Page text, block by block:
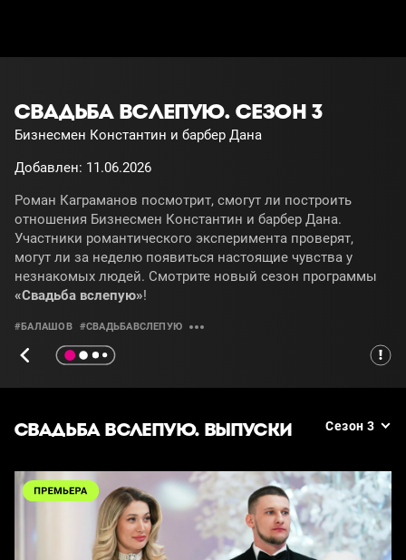
СВАДЬБА ВСЛЕПУЮ. СЕЗОН 3
Бизнесмен Константин и барбер Дана
Добавлен: 11.06.2026
Роман Каграманов посмотрит, смогут ли построить
отношения Бизнесмен Константин и барбер Дана.
Участники романтического эксперимента проверят,
могут ли за неделю появиться настоящие чувства у
незнакомых людей. Смотрите новый сезон программы
«Свадьба вслепую»!
#БАЛАШОВ #СВАДЬБАВСЛЕПУЮ
СВАДЬБА ВСЛЕПУЮ. ВЫПУСКИ Сезон 3